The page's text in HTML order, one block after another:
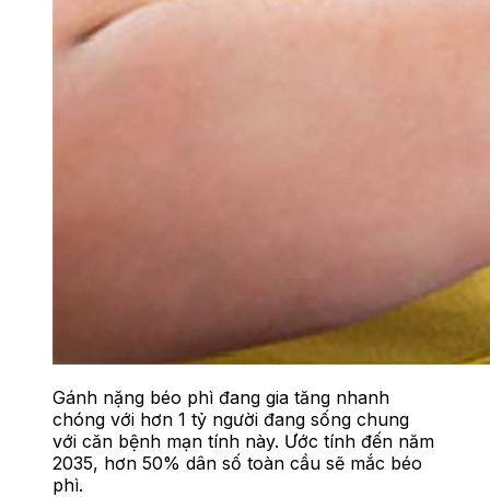
Gánh nặng béo phì đang gia tăng nhanh
chóng với hơn 1 tỷ người đang sống chung
với căn bệnh mạn tính này. Ước tính đến năm
2035, hơn 50% dân số toàn cầu sẽ mắc béo
phì.